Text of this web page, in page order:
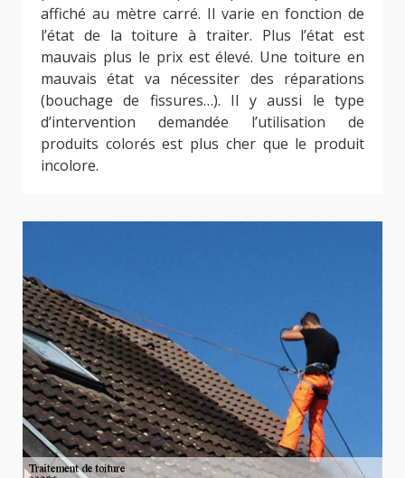
affiché au mètre carré. Il varie en fonction de
l’état de la toiture à traiter. Plus l’état est
mauvais plus le prix est élevé. Une toiture en
mauvais état va nécessiter des réparations
(bouchage de fissures…). Il y aussi le type
d’intervention demandée l’utilisation de
produits colorés est plus cher que le produit
incolore.